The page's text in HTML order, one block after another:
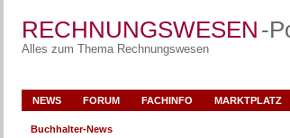
RECHNUNGSWESEN -
Alles zum Thema Rechnungswesen
NEWS FORUM FACHINFO MARKTPLATZ
Buchhalter-News